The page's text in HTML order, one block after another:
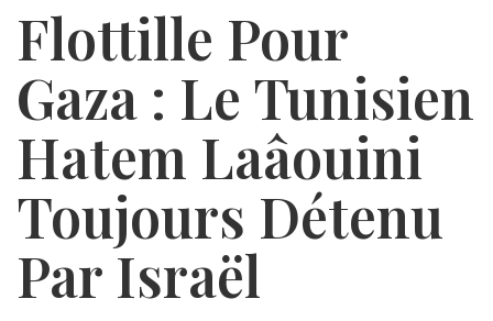
Flottille Pour
Gaza : Le Tunisien
Hatem Laâouini
Toujours Détenu
Par Israël